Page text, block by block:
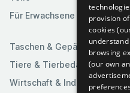
Für Erwachsene
Taschen & Gepäck
Tiere & Tierbedarf
Wirtschaft & Industrie
provision
cookies
browsing
(our own